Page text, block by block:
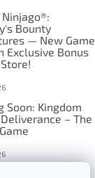
Ninjago®:
Bounty
— New Game
Exclusive Bonus
Soon: Kingdom
– The